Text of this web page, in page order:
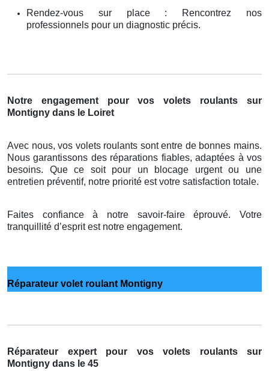
Rendez-vous sur place : Rencontrez nos
professionnels pour un diagnostic précis.
Notre engagement pour vos volets roulants sur
Montigny dans le Loiret
Avec nous, vos volets roulants sont entre de bonnes mains.
Nous garantissons des réparations fiables, adaptées à vos
besoins. Que ce soit pour un blocage urgent ou une
entretien préventif, notre priorité est votre satisfaction totale.
Faites confiance à notre savoir-faire éprouvé. Votre
tranquillité d’esprit est notre engagement.
Réparateur volet roulant Montigny
Réparateur expert pour vos volets roulants sur
Montigny dans le 45